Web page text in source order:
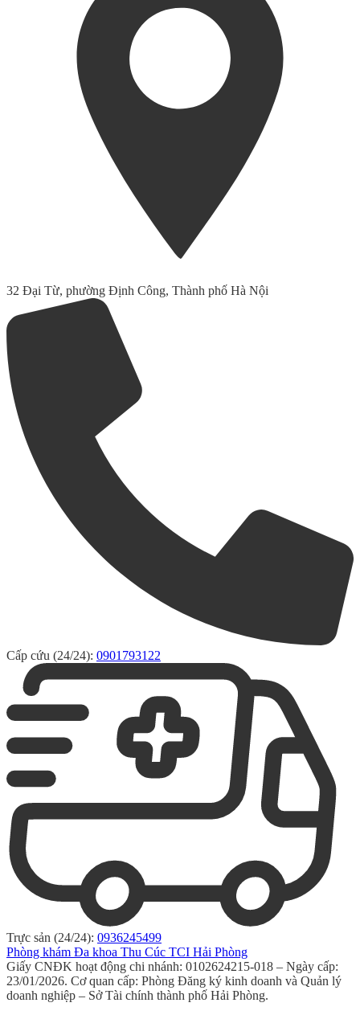
32 Đại Từ, phường Định Công, Thành phố Hà Nội
Cấp cứu (24/24): 0901793122
Trực sản (24/24): 0936245499
Phòng khám Đa khoa Thu Cúc TCI Hải Phòng
Giấy CNĐK hoạt động chi nhánh: 0102624215-018 – Ngày cấp:
23/01/2026. Cơ quan cấp: Phòng Đăng ký kinh doanh và Quản lý
doanh nghiệp – Sở Tài chính thành phố Hải Phòng.